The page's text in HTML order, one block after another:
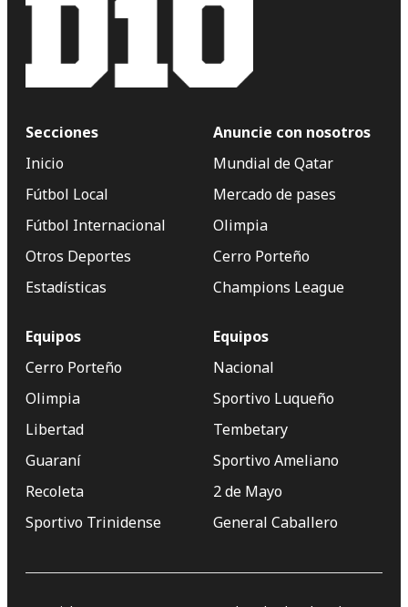
Secciones
Inicio
Fútbol Local
Fútbol Internacional
Otros Deportes
Estadísticas
Anuncie con nosotros
Mundial de Qatar
Mercado de pases
Olimpia
Cerro Porteño
Champions League
Equipos
Cerro Porteño
Olimpia
Libertad
Guaraní
Recoleta
Sportivo Trinidense
Equipos
Nacional
Sportivo Luqueño
Tembetary
Sportivo Ameliano
2 de Mayo
General Caballero